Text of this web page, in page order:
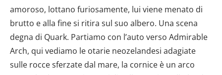
amoroso, lottano furiosamente, lui viene menato di
brutto e alla fine si ritira sul suo albero. Una scena
degna di Quark. Partiamo con l’auto verso Admirable
Arch, qui vediamo le otarie neozelandesi adagiate
sulle rocce sferzate dal mare, la cornice è un arco